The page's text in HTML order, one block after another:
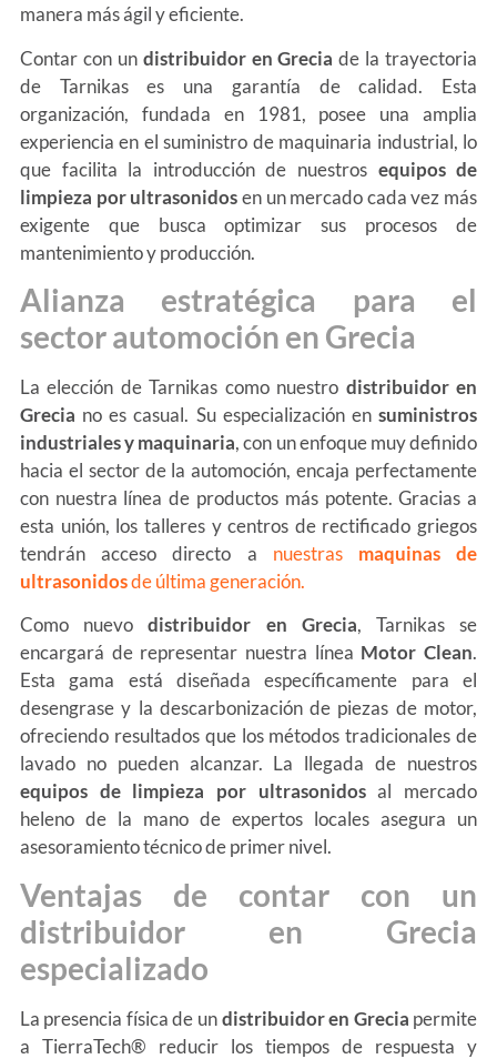
manera más ágil y eficiente.
Contar con un distribuidor en Grecia de la trayectoria
de Tarnikas es una garantía de calidad. Esta
organización, fundada en 1981, posee una amplia
experiencia en el suministro de maquinaria industrial, lo
que facilita la introducción de nuestros equipos de
limpieza por ultrasonidosen un mercado cada vez más
exigente que busca optimizar sus procesos de
mantenimiento y producción.
Alianza estratégica para el
sector automoción en Grecia
La elección de Tarnikas como nuestro distribuidor en
Grecia no es casual. Su especialización ensuministros
industriales y maquinaria, con un enfoque muy definido
hacia el sector de la automoción, encaja perfectamente
con nuestra línea de productos más potente. Gracias a
esta unión, los talleres y centros de rectificado griegos
tendrán acceso directo a nuestras maquinas de
ultrasonidosde última generación.
Como nuevodistribuidor en Grecia, Tarnikas se
encargará de representar nuestra línea Motor Clean.
Esta gama está diseñada específicamente para el
desengrase y la descarbonización de piezas de motor,
ofreciendo resultados que los métodos tradicionales de
lavado no pueden alcanzar. La llegada de nuestros
equipos de limpieza por ultrasonidosal mercado
heleno de la mano de expertos locales asegura un
asesoramiento técnico de primer nivel.
Ventajas de contar con un
distribuidor en Grecia
especializado
La presencia física de undistribuidor en Grecia permite
a TierraTech® reducir los tiempos de respuesta y